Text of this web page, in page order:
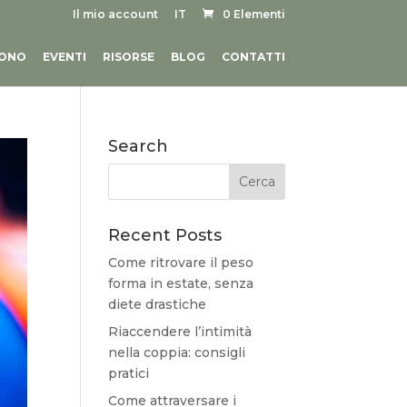
Il mio account IT 0 Elementi
EVENTI RISORSE BLOG CONTATTI
Search
Recent Posts
Come ritrovare il peso
forma in estate, senza
diete drastiche
Riaccendere l’intimità
nella coppia: consigli
pratici
Come attraversare i